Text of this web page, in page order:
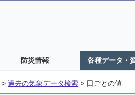
防災情報 各種データ・
> 過去の気象データ検索 > 日ごとの値